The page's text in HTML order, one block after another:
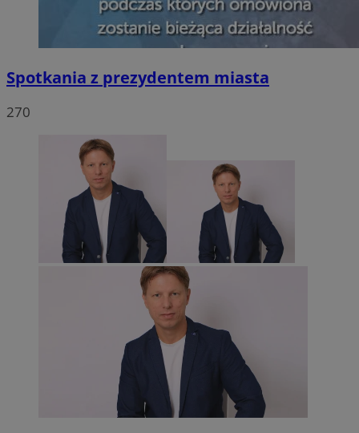
Spotkania z prezydentem miasta
270